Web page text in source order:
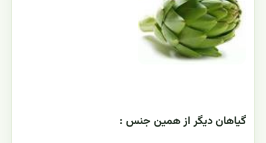
گياهان ديگر از همين جنس :